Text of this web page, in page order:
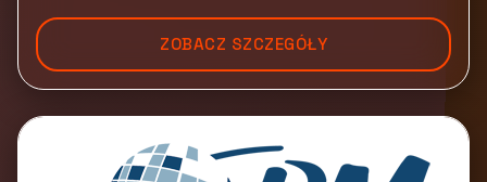
ZOBACZ SZCZEGÓŁY